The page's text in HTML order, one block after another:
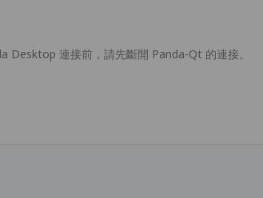
Desktop 連接前，請先斷開 Panda-Qt 的連接。